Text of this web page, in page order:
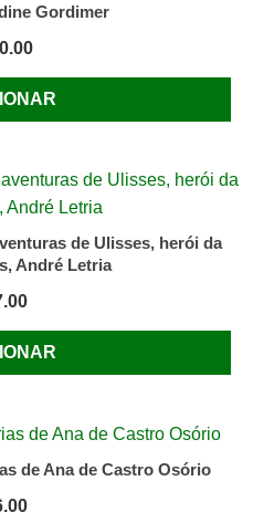
Gordimer
de Ulisses, herói da
André Letria
de Ana de Castro Osório